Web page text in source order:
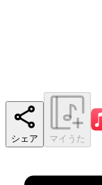
シェア マイうた